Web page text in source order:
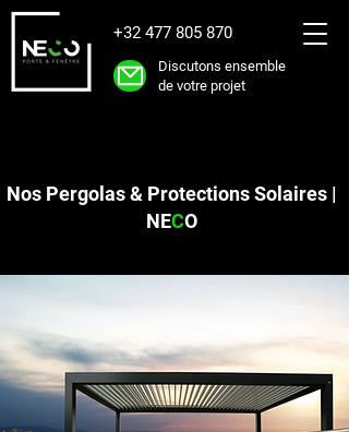
+32 477 805 870
Discutons ensemble
de votre projet
Nos Pergolas & Protections Solaires |
NECO